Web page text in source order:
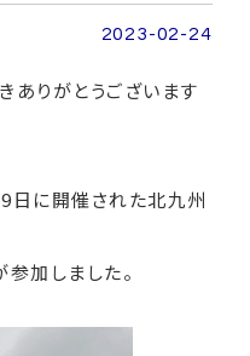
2023-02-24
ありがとうございます
日に開催された北九州
加しました。